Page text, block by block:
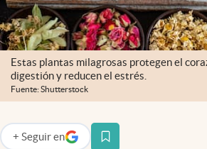
Estas plantas milagrosas protegen el
digestión y reducen el estrés.
Fuente: Shutterstock
+ Seguir en
abre en nueva pestaña